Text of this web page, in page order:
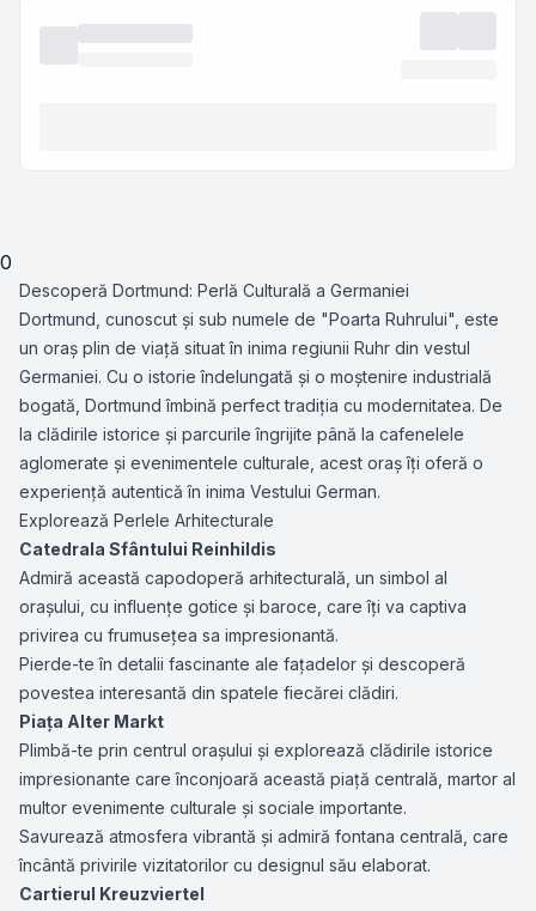
0
Descoperă Dortmund: Perlă Culturală a Germaniei
Dortmund, cunoscut și sub numele de "Poarta Ruhrului", este
un oraș plin de viață situat în inima regiunii Ruhr din vestul
Germaniei. Cu o istorie îndelungată și o moștenire industrială
bogată, Dortmund îmbină perfect tradiția cu modernitatea. De
la clădirile istorice și parcurile îngrijite până la cafenelele
aglomerate și evenimentele culturale, acest oraș îți oferă o
experiență autentică în inima Vestului German.
Explorează Perlele Arhitecturale
Catedrala Sfântului Reinhildis
Admiră această capodoperă arhitecturală, un simbol al
orașului, cu influențe gotice și baroce, care îți va captiva
privirea cu frumusețea sa impresionantă.
Pierde-te în detalii fascinante ale fațadelor și descoperă
povestea interesantă din spatele fiecărei clădiri.
Piața Alter Markt
Plimbă-te prin centrul orașului și explorează clădirile istorice
impresionante care înconjoară această piață centrală, martor al
multor evenimente culturale și sociale importante.
Savurează atmosfera vibrantă și admiră fontana centrală, care
încântă privirile vizitatorilor cu designul său elaborat.
Cartierul Kreuzviertel